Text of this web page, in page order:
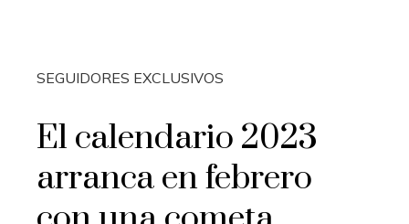
SEGUIDORES EXCLUSIVOS
El calendario 2023
arranca en febrero